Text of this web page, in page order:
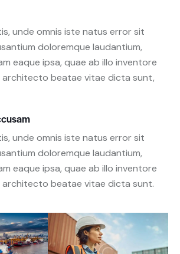
unde omnis iste natus error sit
doloremque laudantium,
eaque ipsa, quae ab illo inventore
beatae vitae dicta sunt,
unde omnis iste natus error sit
doloremque laudantium,
eaque ipsa, quae ab illo inventore
beatae vitae dicta sunt.